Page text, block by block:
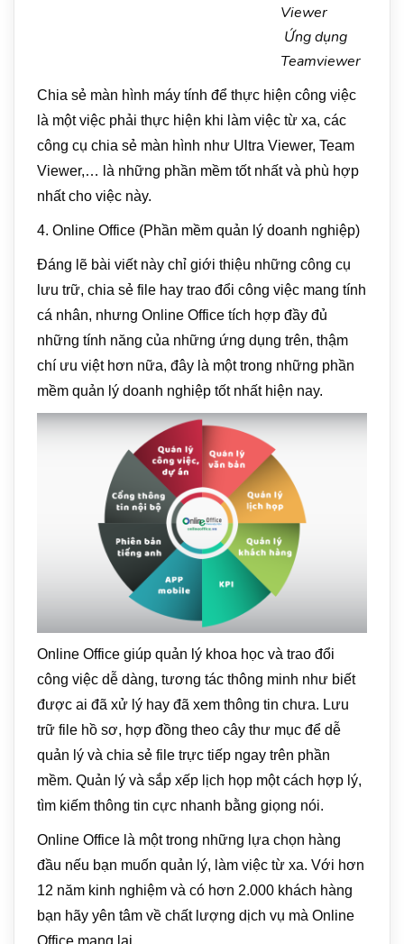
Viewer
Ứng dụng
Teamviewer
Chia sẻ màn hình máy tính để thực hiện công việc
là một việc phải thực hiện khi làm việc từ xa, các
công cụ chia sẻ màn hình như Ultra Viewer, Team
Viewer,… là những phần mềm tốt nhất và phù hợp
nhất cho việc này.
4. Online Office (Phần mềm quản lý doanh nghiệp)
Đáng lẽ bài viết này chỉ giới thiệu những công cụ
lưu trữ, chia sẻ file hay trao đổi công việc mang tính
cá nhân, nhưng Online Office tích hợp đầy đủ
những tính năng của những ứng dụng trên, thậm
chí ưu việt hơn nữa, đây là một trong những phần
mềm quản lý doanh nghiệp tốt nhất hiện nay.
Online Office giúp quản lý khoa học và trao đổi
công việc dễ dàng, tương tác thông minh như biết
được ai đã xử lý hay đã xem thông tin chưa. Lưu
trữ file hồ sơ, hợp đồng theo cây thư mục để dễ
quản lý và chia sẻ file trực tiếp ngay trên phần
mềm. Quản lý và sắp xếp lịch họp một cách hợp lý,
tìm kiếm thông tin cực nhanh bằng giọng nói.
Online Office là một trong những lựa chọn hàng
đầu nếu bạn muốn quản lý, làm việc từ xa. Với hơn
12 năm kinh nghiệm và có hơn 2.000 khách hàng
bạn hãy yên tâm về chất lượng dịch vụ mà Online
Office mang lại.